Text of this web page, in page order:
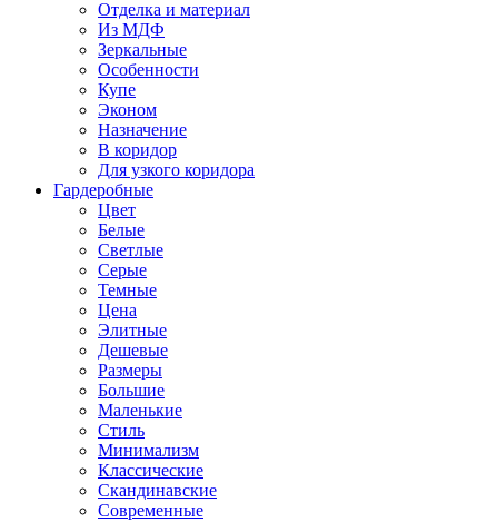
Отделка и материал
Из МДФ
Зеркальные
Особенности
Купе
Эконом
Назначение
В коридор
Для узкого коридора
Гардеробные
Цвет
Белые
Светлые
Серые
Темные
Цена
Элитные
Дешевые
Размеры
Большие
Маленькие
Стиль
Минимализм
Классические
Скандинавские
Современные